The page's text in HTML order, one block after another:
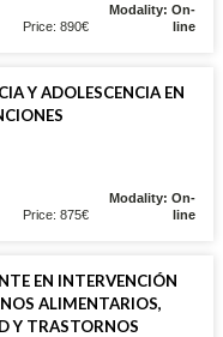
Price: 890€
Modality: On-
line
Y ADOLESCENCIA EN
Price: 875€
Modality: On-
line
EN INTERVENCIÓN
ALIMENTARIOS,
Y TRASTORNOS